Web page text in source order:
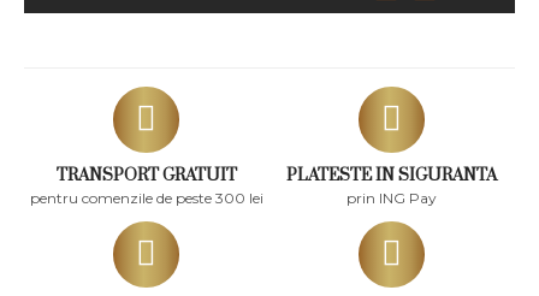
TRANSPORT GRATUIT
pentru comenzile de peste 300 lei
PLATESTE IN SIGURANTA
prin ING Pay